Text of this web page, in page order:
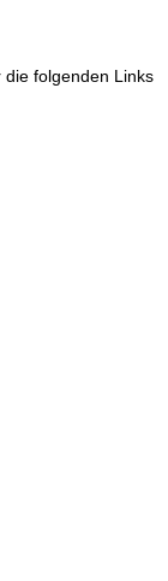
die folgenden Links